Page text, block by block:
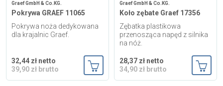
Producenci
Najpopularniejsi
Dowiedz się więcej
Aktualności i porady
Graef GmbH & Co.KG.
Pokrywa GRAEF 11065
Pokrywa noża dedykowana
dla krajalnic Graef.
32,44 zł netto
39,90 zł brutto
Dodaj do koszyka
Graef GmbH & Co.KG.
Koło zębate Graef 17356
Zębatka plastikowa
przenosząca napęd z silnika
na nóż.
28,37 zł netto
34,90 zł brutto